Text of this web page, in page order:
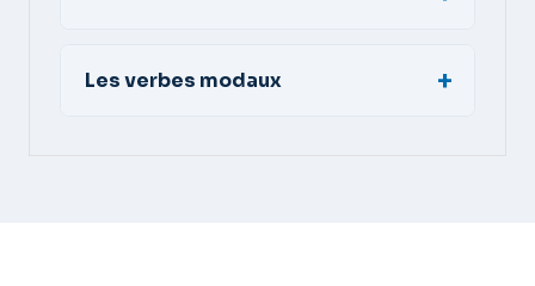
Les verbes modaux